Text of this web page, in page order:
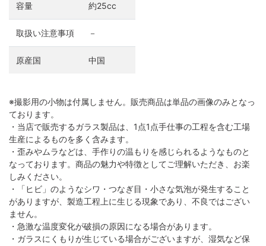
容量 約25cc
取扱い注意事項 －
原産国 中国
※撮影用の小物は付属しません。販売商品は単品の画像のみとなっ
ております。
・当店で販売するガラス製品は、1点1点手仕事の工程を含む工場
生産によるものを多く含みます。
・歪みやムラなどは、手作りの温もりを感じられるようなものと
なっております。商品の魅力や特徴としてご理解いただき、お楽
しみください。
・「ヒビ」のようなシワ・つなぎ目・小さな気泡が発生すること
がありますが、製造工程上に生じる現象であり、不良ではござい
ません。
・急激な温度変化が破損の原因になる場合があります。
・ガラスにくもりが生じている場合がございますが、湿気など保